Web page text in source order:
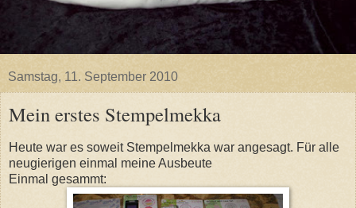
Samstag, 11. September 2010
Mein erstes Stempelmekka
Heute war es soweit Stempelmekka war angesagt. Für alle
neugierigen einmal meine Ausbeute
Einmal gesammt: